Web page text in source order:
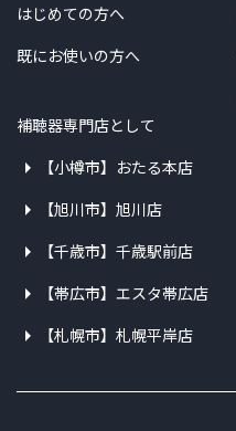
はじめての方へ
既にお使いの方へ
補聴器専門店として
【小樽市】おたる本店
【旭川市】旭川店
【千歳市】千歳駅前店
【帯広市】エスタ帯広店
【札幌市】札幌平岸店